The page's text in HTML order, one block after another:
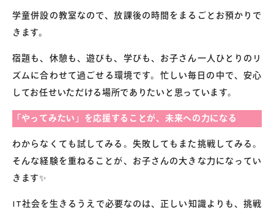
学童併設の教室なので、放課後の時間をまるごとお預かりで
きます。
宿題も、休憩も、遊びも、学びも、お子さん一人ひとりのリ
ズムに合わせて過ごせる環境です。忙しい毎日の中で、安心
してお任せいただける場所でありたいと思っています。
「やってみたい」を応援することが、未来への力になる
わからなくても試してみる。失敗してもまた挑戦してみる。
そんな経験を重ねることが、お子さんの大きな力になってい
きます✨
IT社会を生きるうえで必要なのは、正しい知識よりも、挑戦